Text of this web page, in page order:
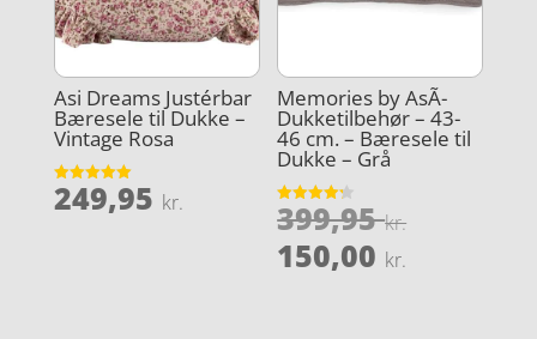
Asi Dreams Justérbar
Bæresele til Dukke –
Vintage Rosa
Vurderet
5
249,95 kr.
Memories by AsÃ­
Dukketilbehør – 43-
46 cm. – Bæresele til
Dukke – Grå
Vurderet
4.2
399,95kr.Den
150,00 kr.